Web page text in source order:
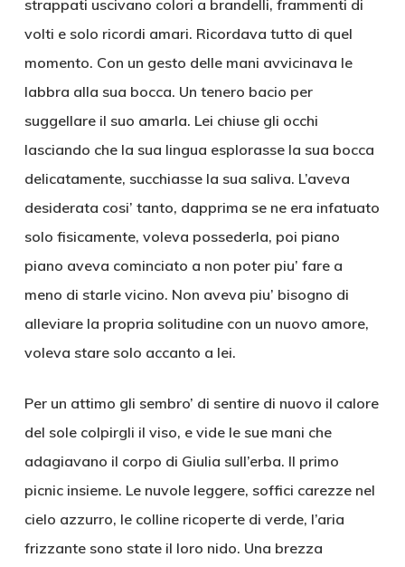
strappati uscivano colori a brandelli, frammenti di
volti e solo ricordi amari. Ricordava tutto di quel
momento. Con un gesto delle mani avvicinava le
labbra alla sua bocca. Un tenero bacio per
suggellare il suo amarla. Lei chiuse gli occhi
lasciando che la sua lingua esplorasse la sua bocca
delicatamente, succhiasse la sua saliva. L’aveva
desiderata cosi’ tanto, dapprima se ne era infatuato
solo fisicamente, voleva possederla, poi piano
piano aveva cominciato a non poter piu’ fare a
meno di starle vicino. Non aveva piu’ bisogno di
alleviare la propria solitudine con un nuovo amore,
voleva stare solo accanto a lei.
Per un attimo gli sembro’ di sentire di nuovo il calore
del sole colpirgli il viso, e vide le sue mani che
adagiavano il corpo di Giulia sull’erba. Il primo
picnic insieme. Le nuvole leggere, soffici carezze nel
cielo azzurro, le colline ricoperte di verde, l’aria
frizzante sono state il loro nido. Una brezza